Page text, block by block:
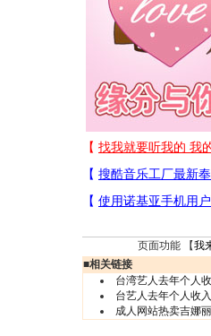
页面功能 【我
■相关链接
台湾艺人去年个人
台艺人去年个人收
成人网站热卖吉娜